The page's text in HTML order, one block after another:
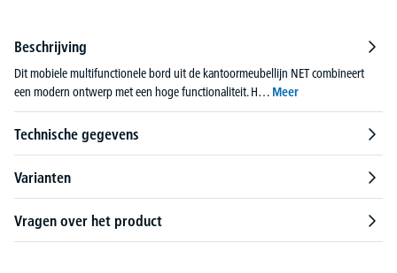
Beschrijving
Dit mobiele multifunctionele bord uit de kantoormeubellijn NET combineert
een modern ontwerp met een hoge functionaliteit. H… Meer
Technische gegevens
Varianten
Vragen over het product